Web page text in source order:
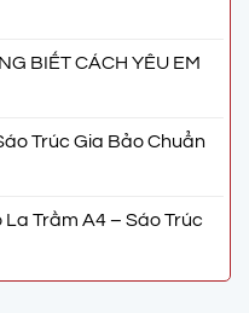
BIẾT CÁCH YÊU EM
Trúc Gia Bảo Chuẩn
La Trầm A4 – Sáo Trúc